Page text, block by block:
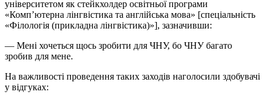
університетом як стейкхолдер освітньої програми
«Комп’ютерна лінгвістика та англійська мова» [спеціальність
«Філологія (прикладна лінгвістика)»], зазначивши:
— Мені хочеться щось зробити для ЧНУ, бо ЧНУ багато
зробив для мене.
На важливості проведення таких заходів наголосили здобувачі
у відгуках: